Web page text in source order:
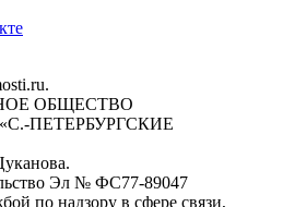
ОБЩЕСТВО
ПЕТЕРБУРГСКИЕ
Эл № ФС77-89047
по надзору в сфере связи,